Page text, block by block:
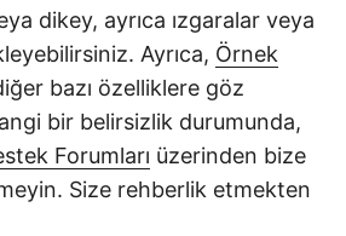
dikey, ayrıca ızgaralar veya
Ayrıca, Örnek
bazı özelliklere göz
bir belirsizlik durumunda,
Forumları üzerinden bize
Size rehberlik etmekten